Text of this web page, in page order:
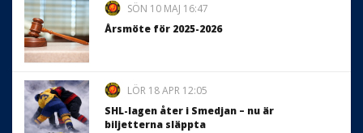
SÖN 10 MAJ 16:47
Årsmöte för 2025-2026
LÖR 18 APR 12:05
SHL-lagen åter i Smedjan – nu är
biljetterna släppta